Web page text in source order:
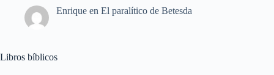
Enrique en El paralítico de Betesda
Libros bíblicos